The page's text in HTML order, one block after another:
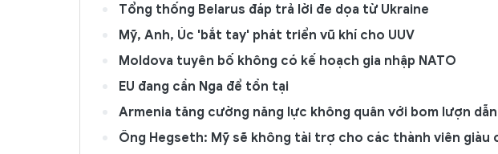
Tổng thống Belarus đáp trả lời đe dọa từ Ukraine
Mỹ, Anh, Úc 'bắt tay' phát triển vũ khí cho UUV
Moldova tuyên bố không có kế hoạch gia nhập NATO
EU đang cần Nga để tồn tại
Armenia tăng cường năng lực không quân với bom lượn
Ông Hegseth: Mỹ sẽ không tài trợ cho các thành viên giàu